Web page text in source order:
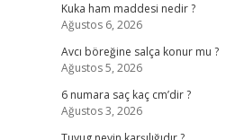
Kuka ham maddesi nedir ?
Ağustos 6, 2026
Avcı böreğine salça konur mu ?
Ağustos 5, 2026
6 numara saç kaç cm’dir ?
Ağustos 3, 2026